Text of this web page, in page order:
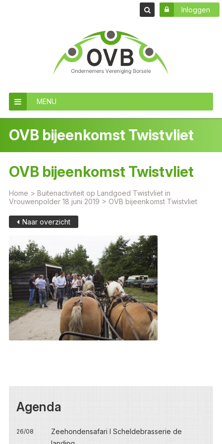
Inloggen
MENU
OVB bijeenkomst Twistvliet
OVB bijeenkomst Twistvliet
Home > Buitenactiviteit op Landgoed Twistvliet in
Vrouwenpolder 18 juni 2019 > OVB bijeenkomst Twistvliet
Naar overzicht
Agenda
26/08
Zeehondensafari I Scheldebrasserie de